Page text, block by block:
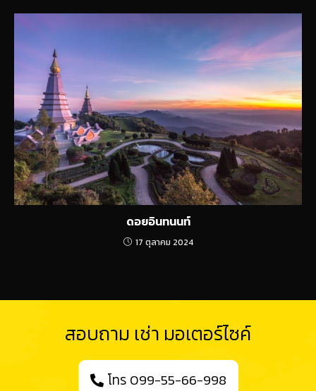
ดอยอินทนนท์
17 ตุลาคม 2024
สอบถาม เช่า มอเตอร์ไซค์
โทร 099-55-66-998